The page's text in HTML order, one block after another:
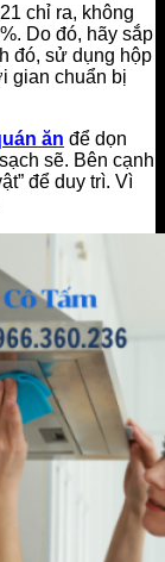
chỉ ra, không
Do đó, hãy sắp
đó, sử dụng hộp
gian chuẩn bị
ăn để dọn
sẽ. Bên cạnh
để duy trì. Vì